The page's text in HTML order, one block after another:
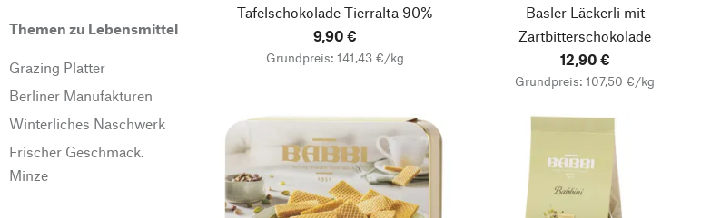
Bonnat
Buttermilk Confections
CARUSO 1877
Chocolaterie Mireille
Colavolpe
Themen zu Lebensmittel
Grazing Platter
Berliner Manufakturen
Winterliches Naschwerk
Frischer Geschmack.
Minze
Tafelschokolade Tierralta 90%
9,90 €
Grundpreis: 141,43 €/kg
Basler Läckerli mit
Zartbitterschokolade
12,90 €
Grundpreis: 107,50 €/kg